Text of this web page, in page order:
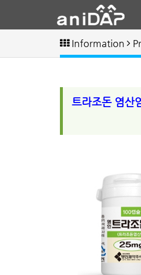
Information
트라조돈 염